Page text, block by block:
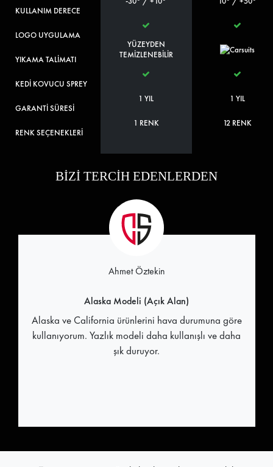
KULLANIM DERECE
LOGO UYGULAMA
YIKAMA TALİMATI
KEDİ KOVUCU SPREY
GARANTİ SÜRESİ
RENK SEÇENEKLERİ
YÜZEYDEN
TEMİZLENEBİLİR
1 YIL
1 RENK
1 YIL
12 RENK
BİZİ TERCİH EDENLERDEN
Ahmet Öztekin
Alaska Modeli (Açık Alan)
Alaska ve California ürünlerini hava durumuna göre
kullanıyorum. Yazlık modeli daha kullanışlı ve daha
şık duruyor.